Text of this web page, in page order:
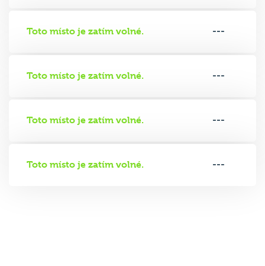
Toto místo je zatím volné. ---
Toto místo je zatím volné. ---
Toto místo je zatím volné. ---
Toto místo je zatím volné. ---